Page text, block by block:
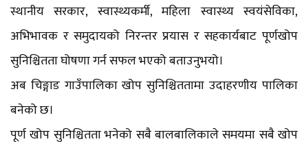
स्थानीय सरकार, स्वास्थ्यकर्मी, महिला स्वास्थ्य स्वयंसेविका,
अभिभावक र समुदायको निरन्तर प्रयास र सहकार्यबाट पूर्णखोप
सुनिश्चितता घोषणा गर्न सफल भएको बताउनुभयो।
अब चिङ्गाड गाउँपालिका खोप सुनिश्चिततामा उदाहरणीय पालिका
बनेको छ।
पूर्ण खोप सुनिश्चितता भनेको सबै बालबालिकाले समयमा सबै खोप